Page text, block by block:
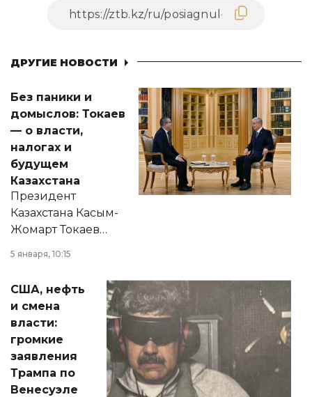
ДРУГИЕ НОВОСТИ
Без паники и
домыслов: Токаев
— о власти,
налогах и
будущем
Казахстана
Президент
Казахстана Касым-
Жомарт Токаев
сразу несколько
актуальных тем —
от слухов о
политических
реформах до
вопросов армии,
экономики и
личного здоровья.
5 января, 10:15
США, нефть
и смена
власти:
громкие
заявления
Трампа по
Венесуэле